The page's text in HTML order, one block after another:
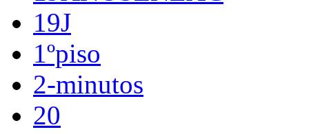
19J
1ºpiso
2-minutos
20